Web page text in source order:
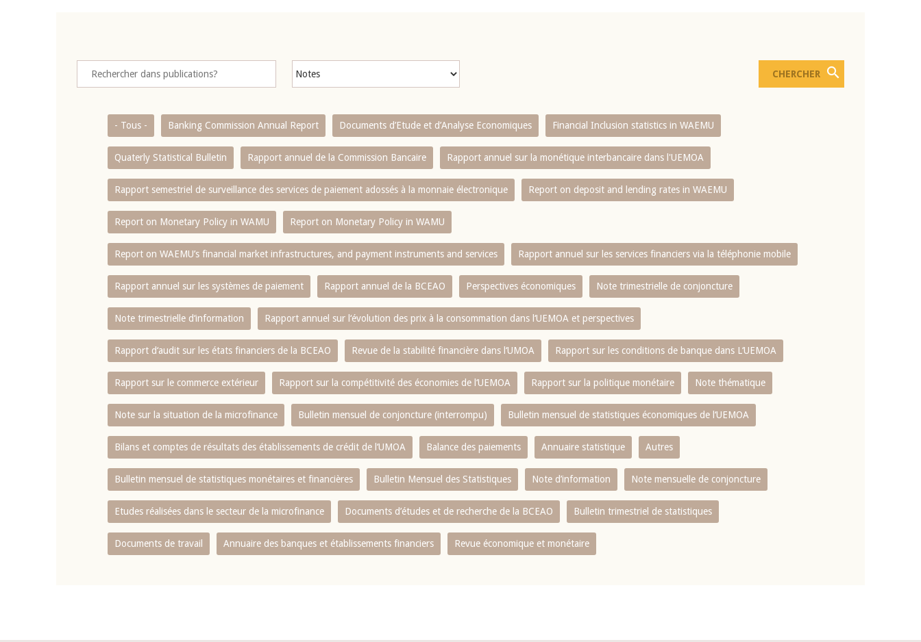
- Tous - Banking Commission Annual Report Documents d’Etude et d’Analyse Economiques Financial Inclusion statistics in WAEMU
Quaterly Statistical Bulletin Rapport annuel de la Commission Bancaire Rapport annuel sur la monétique interbancaire dans l'UEMOA
Rapport semestriel de surveillance des services de paiement adossés à la monnaie électronique Report on deposit and lending rates in WAEMU
Report on Monetary Policy in WAMU Report on Monetary Policy in WAMU
Report on WAEMU’s financial market infrastructures, and payment instruments and services Rapport annuel sur les services financiers via la téléphonie mobile
Rapport annuel sur les systèmes de paiement Rapport annuel de la BCEAO Perspectives économiques Note trimestrielle de conjoncture
Note trimestrielle d‘information Rapport annuel sur l‘évolution des prix à la consommation dans l‘UEMOA et perspectives
Rapport d‘audit sur les états financiers de la BCEAO Revue de la stabilité financière dans l‘UMOA Rapport sur les conditions de banque dans L‘UEMOA
Rapport sur le commerce extérieur Rapport sur la compétitivité des économies de l‘UEMOA Rapport sur la politique monétaire Note thématique
Note sur la situation de la microfinance Bulletin mensuel de conjoncture (interrompu) Bulletin mensuel de statistiques économiques de l‘UEMOA
Bilans et comptes de résultats des établissements de crédit de l‘UMOA Balance des paiements Annuaire statistique Autres
Bulletin mensuel de statistiques monétaires et financières Bulletin Mensuel des Statistiques Note d’information Note mensuelle de conjoncture
Etudes réalisées dans le secteur de la microfinance Documents d’études et de recherche de la BCEAO Bulletin trimestriel de statistiques
Documents de travail Annuaire des banques et établissements financiers Revue économique et monétaire